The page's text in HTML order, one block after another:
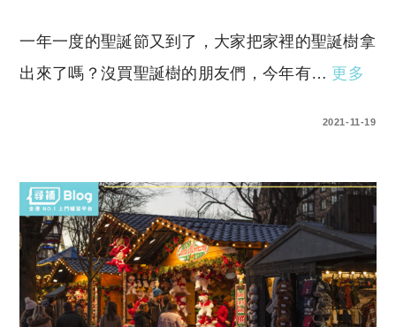
一年一度的聖誕節又到了，大家把家裡的聖誕樹拿
出來了嗎？沒買聖誕樹的朋友們，今年有… 更多
2021-11-19